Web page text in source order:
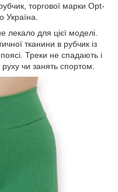
торгової марки Opt-
Україна.
лекало для цієї моделі.
тканини в рубчик із
Треки не спадають і
чи занять спортом.